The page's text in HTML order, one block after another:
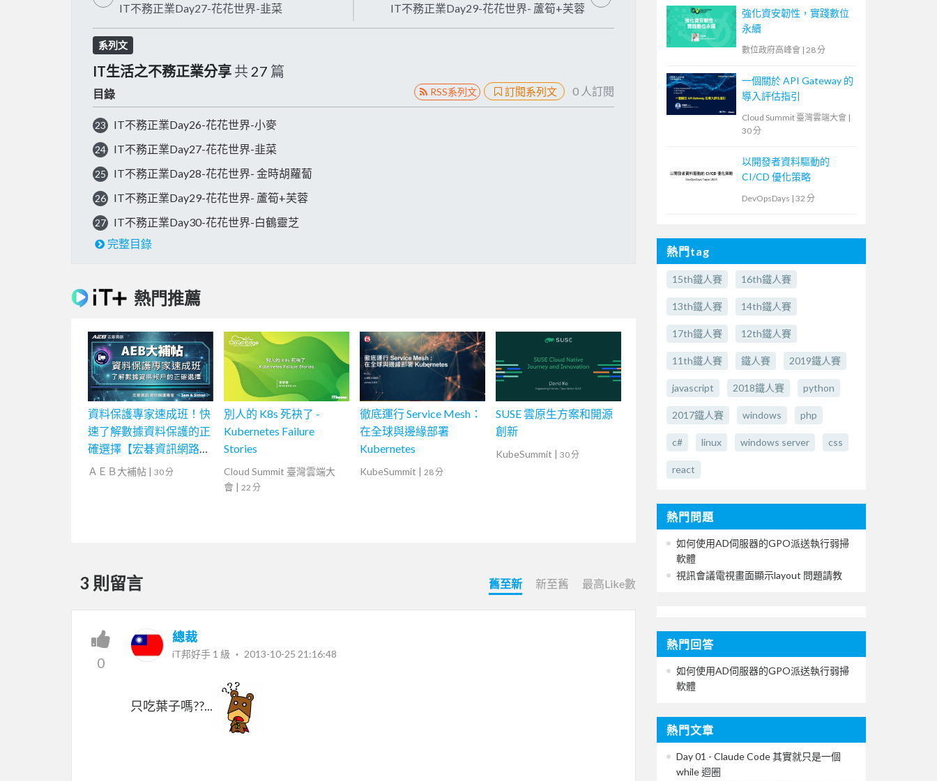
IT不務正業Day27-花花世界-韭菜 IT不務正業Day29-花花世界- 蘆筍+芙蓉
系列文
IT生活之不務正業分享 共 27 篇
目錄 RSS系列文 訂閱系列文 0 人訂閱
23 IT不務正業Day26-花花世界-小麥
24 IT不務正業Day27-花花世界-韭菜
25 IT不務正業Day28-花花世界- 金時胡蘿蔔
26 IT不務正業Day29-花花世界- 蘆筍+芙蓉
27
IT不務正業Day30-花花世界-白鶴靈芝
完整目錄
熱門推薦
資料保護專家速成班！快
速了解數據資料保護的正
確選擇【宏碁資訊網路學
堂】
ＡＥＢ大補帖 | 30 分
別人的 K8s 死袂了 -
Kubernetes Failure
Stories
Cloud Summit 臺灣雲端大
會 | 22 分
徹底運行 Service Mesh：
在全球與邊緣部署
Kubernetes
KubeSummit | 28 分
SUSE 雲原生方案和開源
創新
KubeSummit | 30 分
3 則留言 舊至新 新至舊 最高Like數
0
總裁
iT邦好手 1 級 ‧ 2013-10-25 21:16:48
只吃葉子嗎??...
強化資安韌性，實踐數位
永續
數位政府高峰會 | 28 分
一個關於 API Gateway 的
導入評估指引
Cloud Summit 臺灣雲端大會 |
30 分
以開發者資料驅動的
CI/CD 優化策略
DevOpsDays | 32 分
熱門tag
15th鐵人賽 16th鐵人賽
13th鐵人賽 14th鐵人賽
17th鐵人賽 12th鐵人賽
11th鐵人賽 鐵人賽 2019鐵人賽
javascript 2018鐵人賽 python
2017鐵人賽 windows php
c# linux windows server css
react
熱門問題
如何使用AD伺服器的GPO派送執行弱掃
軟體
視訊會議電視畫面顯示layout 問題請教
熱門回答
如何使用AD伺服器的GPO派送執行弱掃
軟體
熱門文章
Day 01 - Claude Code 其實就只是一個
while 迴圈